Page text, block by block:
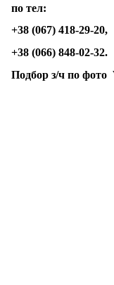
по тел:
+38 (067) 418-29-20,
+38 (066) 848-02-32.
Подбор з/ч по фото